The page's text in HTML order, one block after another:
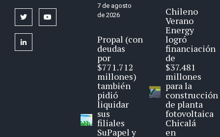
twitter
linkedin
7 de agosto
de 2026
Propal (con
deudas
por
$771.712
millones)
también
pidió
liquidar
sus
filiales
SuPapel y
Chileno
Verano
Energy
logró
financiación
de
$37.481
millones
para la
construcción
de planta
fotovoltaica
Chicalá
en